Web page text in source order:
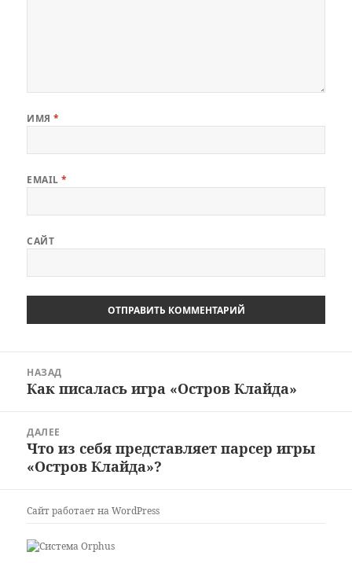
ИМЯ*
EMAIL*
САЙТ
записям
НАЗАД
Предыдущая
Как писалась игра «Остров Клайда»
ДАЛЕЕ
Следующая
запись:
Что из себя представляет парсер игры
«Остров Клайда»?
Сайт работает на WordPress